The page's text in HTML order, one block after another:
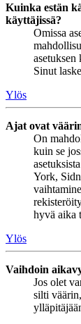
Kuinka estän
käyttäjissä?
Omissa
Sinut
Ylös
Ajat ovat
On
kuin se
York,
hyvä aika
Ylös
Vaihdoin
Jos olet
silti